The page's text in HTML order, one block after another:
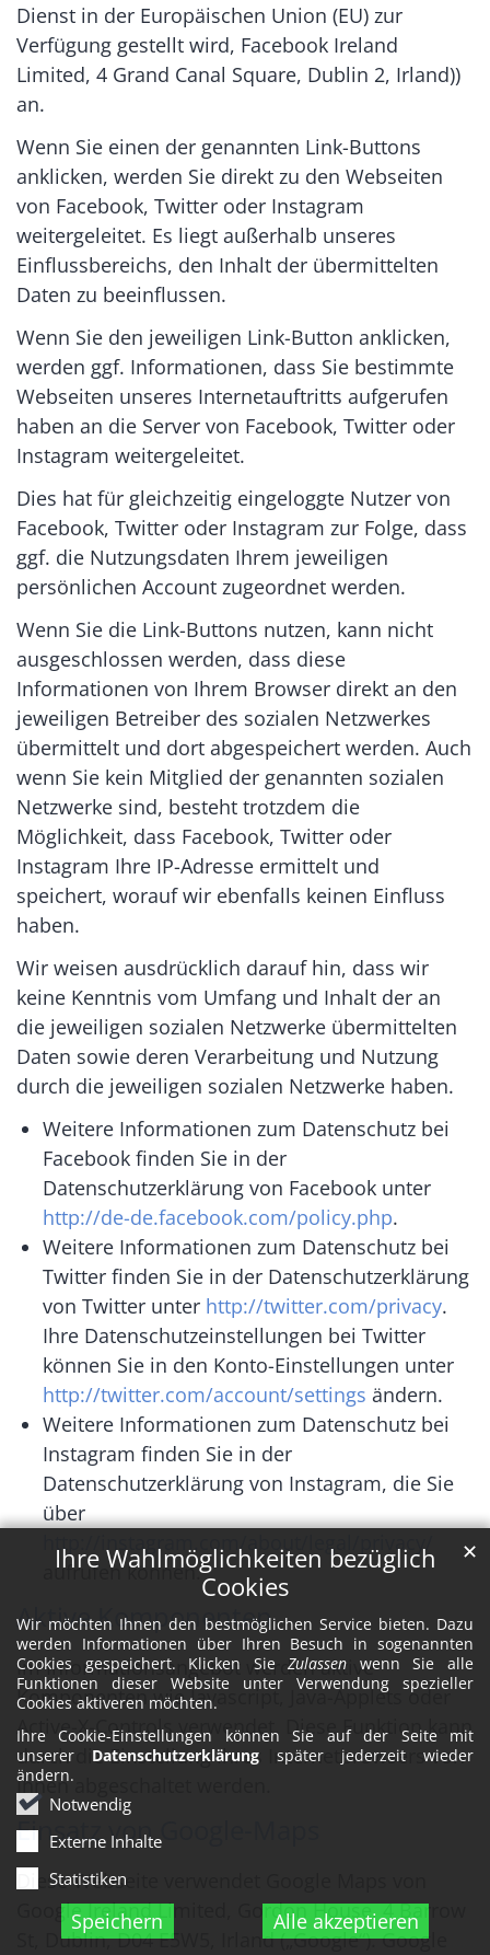
Ihre Wahlmöglichkeiten bezüglich
Cookies
Wir möchten Ihnen den bestmöglichen Service bieten. Dazu
werden Informationen über Ihren Besuch in sogenannten
Cookies gespeichert. Klicken SieZulassen wenn Sie alle
Funktionen dieser Website unter Verwendung spezieller
Cookies aktiveren möchten.
Ihre Cookie-Einstellungen können Sie auf der Seite mit
unserer Datenschutzerklärung später jederzeit wieder
ändern.
Notwendig
Externe Inhalte
Statistiken
Speichern Alle akzeptieren
✕
Dienst in der Europäischen Union (EU) zur
Verfügung gestellt wird, Facebook Ireland
Limited, 4 Grand Canal Square, Dublin 2, Irland))
an.
Wenn Sie einen der genannten Link-Buttons
anklicken, werden Sie direkt zu den Webseiten
von Facebook, Twitter oder Instagram
weitergeleitet. Es liegt außerhalb unseres
Einflussbereichs, den Inhalt der übermittelten
Daten zu beeinflussen.
Wenn Sie den jeweiligen Link-Button anklicken,
werden ggf. Informationen, dass Sie bestimmte
Webseiten unseres Internetauftritts aufgerufen
haben an die Server von Facebook, Twitter oder
Instagram weitergeleitet.
Dies hat für gleichzeitig eingeloggte Nutzer von
Facebook, Twitter oder Instagram zur Folge, dass
ggf. die Nutzungsdaten Ihrem jeweiligen
persönlichen Account zugeordnet werden.
Wenn Sie die Link-Buttons nutzen, kann nicht
ausgeschlossen werden, dass diese
Informationen von Ihrem Browser direkt an den
jeweiligen Betreiber des sozialen Netzwerkes
übermittelt und dort abgespeichert werden. Auch
wenn Sie kein Mitglied der genannten sozialen
Netzwerke sind, besteht trotzdem die
Möglichkeit, dass Facebook, Twitter oder
Instagram Ihre IP-Adresse ermittelt und
speichert, worauf wir ebenfalls keinen Einfluss
haben.
Wir weisen ausdrücklich darauf hin, dass wir
keine Kenntnis vom Umfang und Inhalt der an
die jeweiligen sozialen Netzwerke übermittelten
Daten sowie deren Verarbeitung und Nutzung
durch die jeweiligen sozialen Netzwerke haben.
Weitere Informationen zum Datenschutz bei
Facebook finden Sie in der
Datenschutzerklärung von Facebook unter
http://de-de.facebook.com/policy.php.
Weitere Informationen zum Datenschutz bei
Twitter finden Sie in der Datenschutzerklärung
von Twitter unter http://twitter.com/privacy.
Ihre Datenschutzeinstellungen bei Twitter
können Sie in den Konto-Einstellungen unter
http://twitter.com/account/settings ändern.
Weitere Informationen zum Datenschutz bei
Instagram finden Sie in der
Datenschutzerklärung von Instagram, die Sie
über
aufrufen können.
Aktive Komponenten
Im Informationsangebot werden aktive
Komponenten wie Javascript, Java-Applets oder
Active-X-Controls verwendet. Diese Funktion kann
durch die Einstellung Ihres Internetbrowsers von
Ihnen abgeschaltet werden.
Einsatz von Google-Maps
Diese Webseite verwendet Google Maps von
Google Ireland Limited, Gordon House, 4 Barrow
St, Dublin, D04 E5W5, Irland („Google“). Google